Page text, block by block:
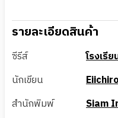
รายละเอียดสินค้า
ซีรีส์
โรงเรี
นักเขียน
สำนักพิมพ์
Siam